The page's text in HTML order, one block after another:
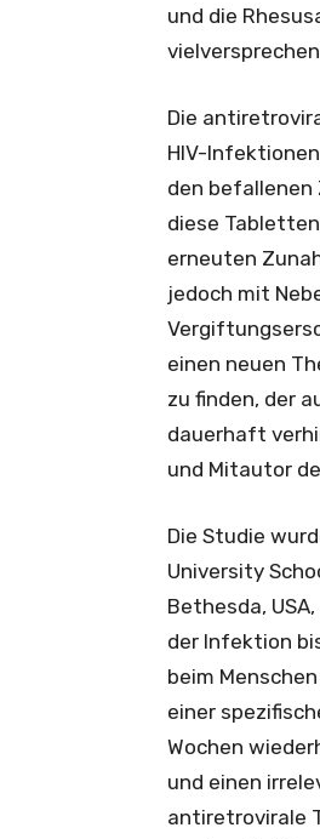
und die
Die
HIV-
den befallenen
diese
erneuten
jedoch mit
einen neuen
zu finden, der
dauerhaft
und Mitautor
Die Studie
University
Bethesda,
der Infektion
beim
einer
Wochen
und einen
antiretrovirale